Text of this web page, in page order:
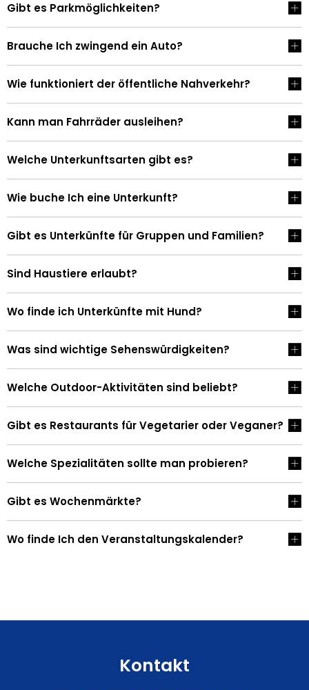
Gibt es Parkmöglichkeiten?
Brauche Ich zwingend ein Auto?
Wie funktioniert der öffentliche Nahverkehr?
Kann man Fahrräder ausleihen?
Welche Unterkunftsarten gibt es?
Wie buche Ich eine Unterkunft?
Gibt es Unterkünfte für Gruppen und Familien?
Sind Haustiere erlaubt?
Wo finde ich Unterkünfte mit Hund?
Was sind wichtige Sehenswürdigkeiten?
Welche Outdoor-Aktivitäten sind beliebt?
Gibt es Restaurants für Vegetarier oder Veganer?
Welche Spezialitäten sollte man probieren?
Gibt es Wochenmärkte?
Wo finde Ich den Veranstaltungskalender?
Kontakt